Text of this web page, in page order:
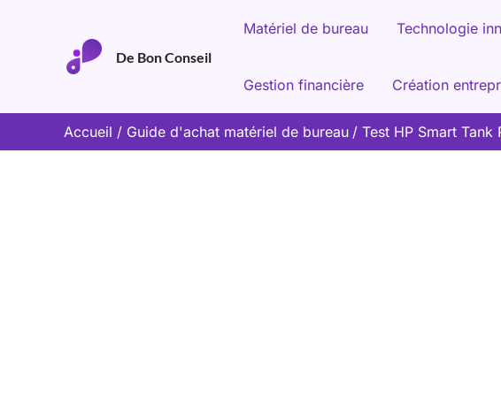
De Bon Conseil
Matériel de bureau Technologie
Gestion financière Création
Accueil Guide d'achat matériel de bureau Test HP Smart Tank